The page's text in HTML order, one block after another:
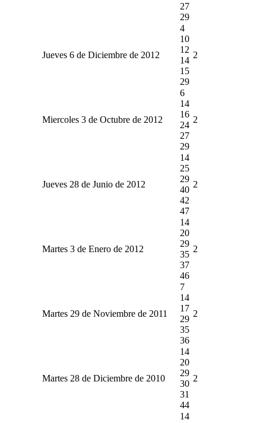
27
29
Jueves 6 de Diciembre de 2012
4
10
12
14
15
29
2
Miercoles 3 de Octubre de 2012
6
14
16
24
27
29
2
Jueves 28 de Junio de 2012
14
25
29
40
42
47
2
Martes 3 de Enero de 2012
14
20
29
35
37
46
2
Martes 29 de Noviembre de 2011
7
14
17
29
35
36
2
Martes 28 de Diciembre de 2010
14
20
29
30
31
44
2
14